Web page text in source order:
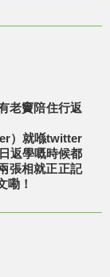
老竇陪住行返
）就喺twitter
返學嘅時候都
張相就正正記
嘞！